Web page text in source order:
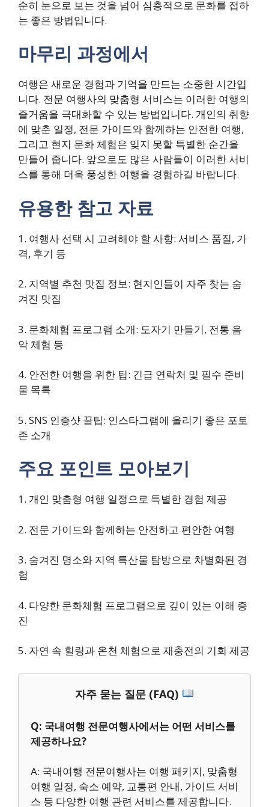
순히 눈으로 보는 것을 넘어 심층적으로 문화를 접하
는 좋은 방법입니다.
마무리 과정에서
여행은 새로운 경험과 기억을 만드는 소중한 시간입
니다. 전문 여행사의 맞춤형 서비스는 이러한 여행의
즐거움을 극대화할 수 있는 방법입니다. 개인의 취향
에 맞춘 일정, 전문 가이드와 함께하는 안전한 여행,
그리고 현지 문화 체험은 잊지 못할 특별한 순간을
만들어 줍니다. 앞으로도 많은 사람들이 이러한 서비
스를 통해 더욱 풍성한 여행을 경험하길 바랍니다.
유용한 참고 자료
1. 여행사 선택 시 고려해야 할 사항: 서비스 품질, 가
격, 후기 등
2. 지역별 추천 맛집 정보: 현지인들이 자주 찾는 숨
겨진 맛집
3. 문화체험 프로그램 소개: 도자기 만들기, 전통 음
악 체험 등
4. 안전한 여행을 위한 팁: 긴급 연락처 및 필수 준비
물 목록
5. SNS 인증샷 꿀팁: 인스타그램에 올리기 좋은 포토
존 소개
주요 포인트 모아보기
1. 개인 맞춤형 여행 일정으로 특별한 경험 제공
2. 전문 가이드와 함께하는 안전하고 편안한 여행
3. 숨겨진 명소와 지역 특산물 탐방으로 차별화된 경
험
4. 다양한 문화체험 프로그램으로 깊이 있는 이해 증
진
5. 자연 속 힐링과 온천 체험으로 재충전의 기회 제공
자주 묻는 질문 (FAQ)
Q: 국내여행 전문여행사에서는 어떤 서비스를
제공하나요?
A: 국내여행 전문여행사는 여행 패키지, 맞춤형
여행 일정, 숙소 예약, 교통편 안내, 가이드 서비
스 등 다양한 여행 관련 서비스를 제공합니다.